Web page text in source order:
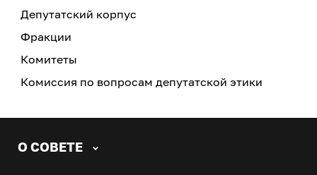
Депутатский корпус
Фракции
Комитеты
Комиссия по вопросам депутатской этики
О СОВЕТЕ